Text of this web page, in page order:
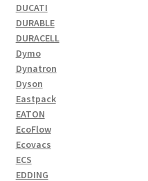
DUCATI
DURABLE
DURACELL
Dymo
Dynatron
Dyson
Eastpack
EATON
EcoFlow
Ecovacs
ECS
EDDING